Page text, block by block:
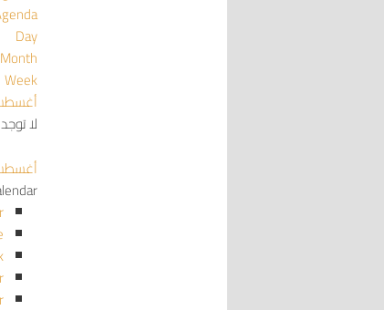
Day
Month
Week
أغسطس
لا
أغسطس